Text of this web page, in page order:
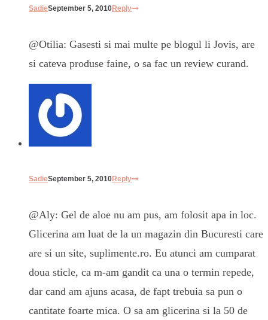
SadieSeptember 5, 2010Reply
@Otilia: Gasesti si mai multe pe blogul li Jovis, are
si cateva produse faine, o sa fac un review curand.
SadieSeptember 5, 2010Reply
@Aly: Gel de aloe nu am pus, am folosit apa in loc.
Glicerina am luat de la un magazin din Bucuresti care
are si un site, suplimente.ro. Eu atunci am cumparat
doua sticle, ca m-am gandit ca una o termin repede,
dar cand am ajuns acasa, de fapt trebuia sa pun o
cantitate foarte mica. O sa am glicerina si la 50 de